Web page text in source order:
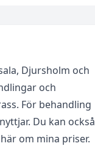
Djursholm och
och
För behandling
Du kan också
om mina priser.